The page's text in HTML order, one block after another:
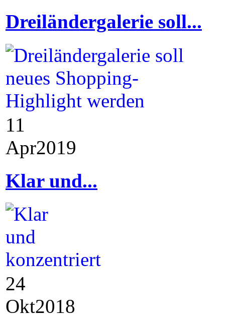
Dreiländergalerie soll...
11
Apr2019
Klar und...
24
Okt2018